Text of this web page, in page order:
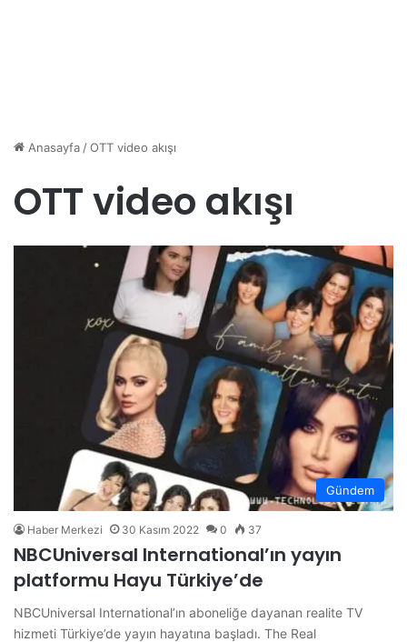
Anasayfa/OTT video akışı
OTT video akışı
Gündem
Haber Merkezi 30 Kasım 2022 0 37
NBCUniversal International’ın yayın
platformu Hayu Türkiye’de
NBCUniversal International’ın aboneliğe dayanan realite TV
hizmeti Türkiye’de yayın hayatına başladı. The Real